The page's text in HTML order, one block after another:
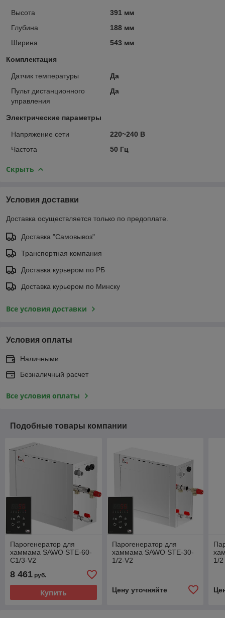
Высота
391 мм
Глубина
188 мм
Ширина
543 мм
Комплектация
Датчик температуры
Да
Пульт дистанционного
управления
Да
Электрические параметры
Напряжение сети
220~240 В
Частота
50 Гц
Скрыть
Условия доставки
Доставка осуществляется только по предоплате.
Доставка "Самовывоз"
Транспортная компания
Доставка курьером по РБ
Доставка курьером по Минску
Все условия доставки
Условия оплаты
Наличными
Безналичный расчет
Все условия оплаты
Подобные товары компании
Парогенератор для
хаммама SAWO STE-60-
С1/3-V2
8 461 руб.
Купить
Парогенератор для
хаммама SAWO STE-30-
1/2-V2
Цену уточняйте
1/2